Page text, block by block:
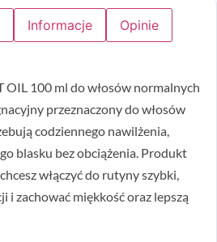
Informacje Opinie
OIL 100 ml do włosów normalnych
przeznaczony do włosów
codziennego nawilżenia,
blasku bez obciążenia. Produkt
włączyć do rutyny szybki,
i zachować miękkość oraz lepszą